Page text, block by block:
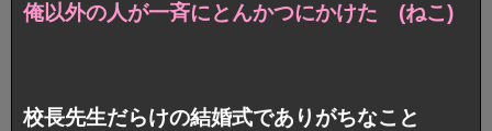
俺以外の人が一斉にとんかつにかけた (ねこ)
校長先生だらけの結婚式でありがちなこと